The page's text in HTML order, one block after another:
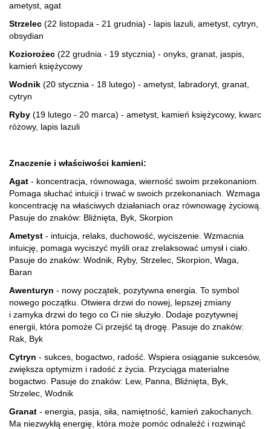
ametyst, agat
Strzelec (22 listopada - 21 grudnia) - lapis lazuli, ametyst, cytryn,
obsydian
Koziorożec (22 grudnia - 19 stycznia) - onyks, granat, jaspis,
kamień księżycowy
Wodnik (20 stycznia - 18 lutego) - ametyst, labradoryt, granat,
cytryn
Ryby (19 lutego - 20 marca) - ametyst, kamień księżycowy, kwarc
różowy, lapis lazuli
Znaczenie i właściwości kamieni:
Agat - koncentracja, równowaga, wierność swoim przekonaniom.
Pomaga słuchać intuicji i trwać w swoich przekonaniach. Wzmaga
koncentrację na właściwych działaniach oraz równowagę życiową.
Pasuje do znaków: Bliźnięta, Byk, Skorpion
Ametyst - intuicja, relaks, duchowość, wyciszenie. Wzmacnia
intuicję, pomaga wyciszyć myśli oraz zrelaksować umysł i ciało.
Pasuje do znaków: Wodnik, Ryby, Strzelec, Skorpion, Waga,
Baran
Awenturyn - nowy początek, pozytywna energia. To symbol
nowego początku. Otwiera drzwi do nowej, lepszej zmiany
i zamyka drzwi do tego co Ci nie służyło. Dodaje pozytywnej
energii, która pomoże Ci przejść tą drogę. Pasuje do znaków:
Rak, Byk
Cytryn - sukces, bogactwo, radość. Wspiera osiąganie sukcesów,
zwiększa optymizm i radość z życia. Przyciąga materialne
bogactwo. Pasuje do znaków: Lew, Panna, Bliźnięta, Byk,
Strzelec, Wodnik
Granat - energia, pasja, siła, namiętność, kamień zakochanych.
Ma niezwykłą energię, która może pomóc odnaleźć i rozwinąć